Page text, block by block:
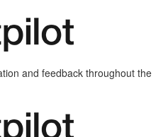
and feedback throughout the